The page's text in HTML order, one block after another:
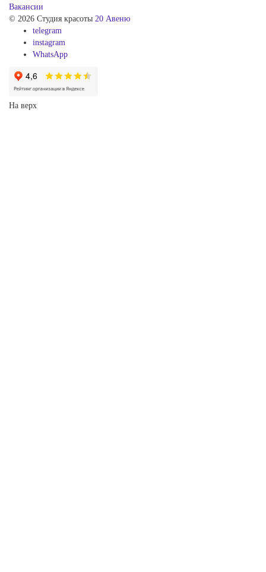
Вакансии
© 2026 Студия красоты 20 Авеню
telegram
instagram
WhatsApp
На верх